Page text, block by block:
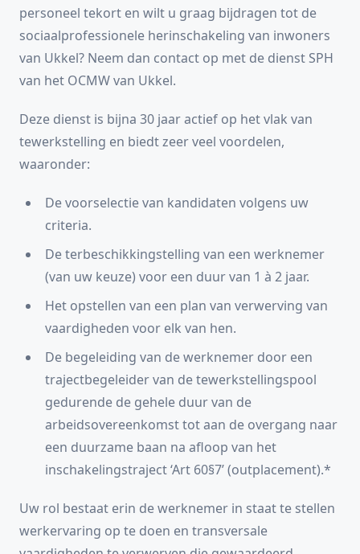
personeel tekort en wilt u graag bijdragen tot de
sociaalprofessionele herinschakeling van inwoners
van Ukkel? Neem dan contact op met de dienst SPH
van het OCMW van Ukkel.
Deze dienst is bijna 30 jaar actief op het vlak van
tewerkstelling en biedt zeer veel voordelen,
waaronder:
De voorselectie van kandidaten volgens uw
criteria.
De terbeschikkingstelling van een werknemer
(van uw keuze) voor een duur van 1 à 2 jaar.
Het opstellen van een plan van verwerving van
vaardigheden voor elk van hen.
De begeleiding van de werknemer door een
trajectbegeleider van de tewerkstellingspool
gedurende de gehele duur van de
arbeidsovereenkomst tot aan de overgang naar
een duurzame baan na afloop van het
inschakelingstraject ‘Art 60§7’ (outplacement).*
Uw rol bestaat erin de werknemer in staat te stellen
werkervaring op te doen en transversale